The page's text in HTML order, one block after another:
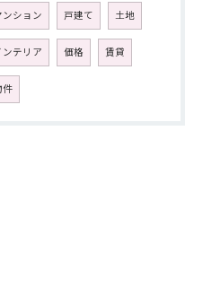
ンション 戸建て 土地
ンテリア 価格 賃貸
件